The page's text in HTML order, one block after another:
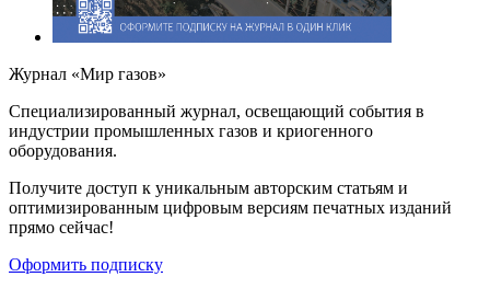
Журнал «Мир газов»
Cпециализированный журнал, освещающий события в
индустрии промышленных газов и криогенного
оборудования.
Получите доступ к уникальным авторским статьям и
оптимизированным цифровым версиям печатных изданий
прямо сейчас!
Оформить подписку